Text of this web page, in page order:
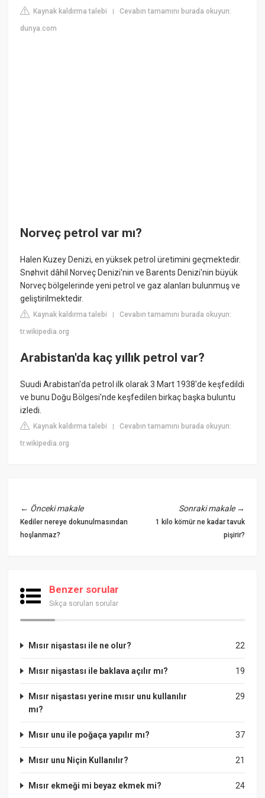
Kaynak kaldırma talebi |Cevabın tamamını burada okuyun:
dunya.com
Norveç petrol var mı?
Halen Kuzey Denizi, en yüksek petrol üretimini geçmektedir.
Snøhvit dâhil Norveç Denizi'nin ve Barents Denizi'nin büyük
Norveç bölgelerinde yeni petrol ve gaz alanları bulunmuş ve
geliştirilmektedir.
Kaynak kaldırma talebi |Cevabın tamamını burada okuyun:
tr.wikipedia.org
Arabistan'da kaç yıllık petrol var?
Suudi Arabistan'da petrol ilk olarak 3 Mart 1938'de keşfedildi
ve bunu Doğu Bölgesi'nde keşfedilen birkaç başka buluntu
izledi.
Kaynak kaldırma talebi |Cevabın tamamını burada okuyun:
tr.wikipedia.org
← Önceki makale
Kediler nereye dokunulmasından
hoşlanmaz?
Sonraki makale→
1 kilo kömür ne kadar tavuk
pişirir?
Benzer sorular
Sıkça sorulan sorular
22
Mısır nişastası ile ne olur?
19
Mısır nişastası ile baklava açılır mı?
29
Mısır nişastası yerine mısır unu kullanılır
mı?
37
Mısır unu ile poğaça yapılır mı?
21
Mısır unu Niçin Kullanılır?
24
Mısır ekmeği mi beyaz ekmek mi?